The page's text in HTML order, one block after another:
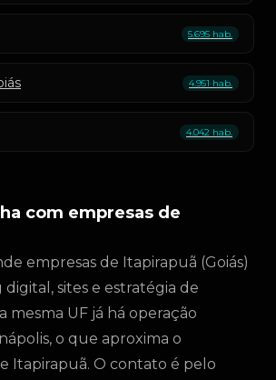
5.695 hab.
4.951 hab.
4.042 hab.
com empresas de
empresas de Itapirapuã (Goiás)
sites e estratégia de
mesma UF já há operação
o que aproxima o
Itapirapuã. O contato é pelo